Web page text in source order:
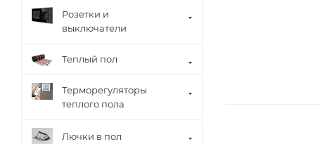
Розетки и
выключатели
Теплый пол
Терморегуляторы
теплого пола
Лючки в пол